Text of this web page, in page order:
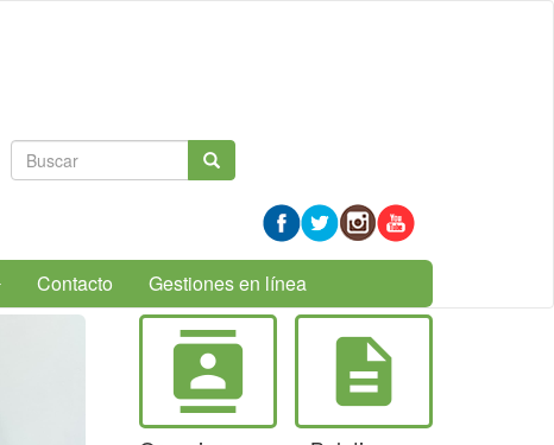
Formulario
búsqueda
Contacto Gestiones en línea
contacts description